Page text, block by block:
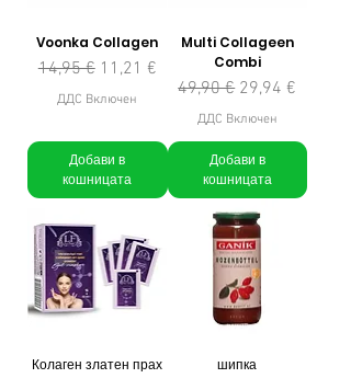
Voonka Collagen
Редовна цена
14,95 € Продажна цена
11,21 €
ДДС Включен
Добави в
кошницата
Multi Collageen
Combi
Редовна цена
49,90 € Продажна цена
29,94 €
ДДС Включен
Добави в
кошницата
Колаген златен прах шипка